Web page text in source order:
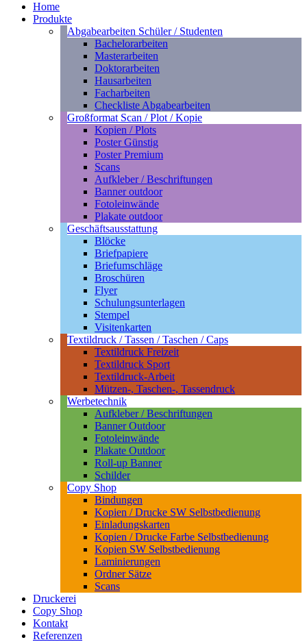
Home
Produkte
Abgabearbeiten Schüler / Studenten
Bachelorarbeiten
Masterarbeiten
Doktorarbeiten
Hausarbeiten
Facharbeiten
Checkliste Abgabearbeiten
Großformat Scan / Plot / Kopie
Kopien / Plots
Poster Günstig
Poster Premium
Scans
Aufkleber / Beschriftungen
Banner outdoor
Fotoleinwände
Plakate outdoor
Geschäftsausstattung
Blöcke
Briefpapiere
Briefumschläge
Broschüren
Flyer
Schulungsunterlagen
Stempel
Visitenkarten
Textildruck / Tassen / Taschen / Caps
Textildruck Freizeit
Textildruck Sport
Textildruck-Arbeit
Mützen-, Taschen-, Tassendruck
Werbetechnik
Aufkleber / Beschriftungen
Banner Outdoor
Fotoleinwände
Plakate Outdoor
Roll-up Banner
Schilder
Copy Shop
Bindungen
Kopien / Drucke SW Selbstbedienung
Einladungskarten
Kopien / Drucke Farbe Selbstbedienung
Kopien SW Selbstbedienung
Laminierungen
Ordner Sätze
Scans
Druckerei
Copy Shop
Kontakt
Referenzen